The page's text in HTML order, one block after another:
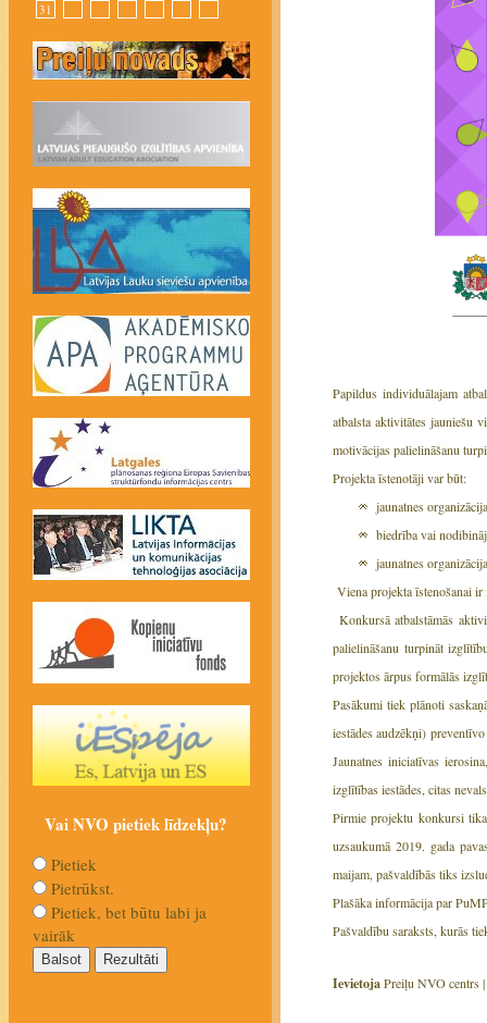
Papildus individuālajam
atbalsta aktivitātes jauniešu
motivācijas palielināšanu
Projekta īstenotāji var būt:
jaunatnes
biedrība vai
jaunatnes
Viena projekta īstenošanai
Konkursā atbalstāmās
palielināšanu turpināt
projektos ārpus formālās
Pasākumi tiek plānoti
iestādes audzēkņi)
Jaunatnes iniciatīvas
izglītības iestādes, citas
Pirmie projektu konkursi
uzsaukumā 2019. gada
maijam, pašvaldībās tiks
Plašāka informācija par
Pašvaldību saraksts, kurās
IevietojaPreiļu NVO centrs |
31
Vai NVO pietiek līdzekļu?
Pietiek
Pietrūkst.
Pietiek, bet būtu labi ja
vairāk